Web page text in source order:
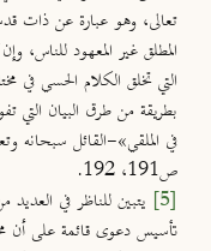
تعالى، وهو عبارة عن ذات
المطلق غير المعهود
التي تخلق الكلام الحسي في
بطريقة من طرق البيان التي
في الملقي»-القائل سبحانه
ص191، 192.
[5]
يتبين للناظر في
تأسيس دعوى قائمة على أن